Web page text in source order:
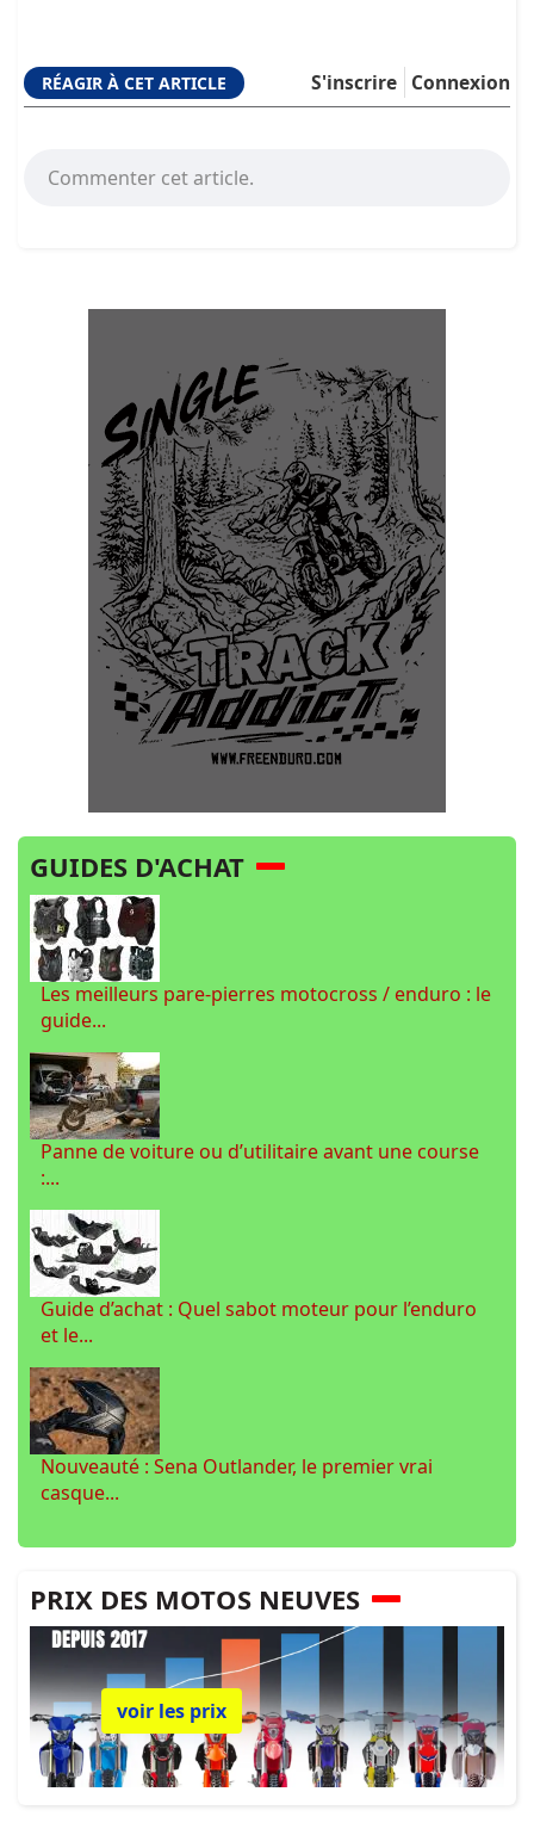
RÉAGIR À CET ARTICLE Connexion
S'inscrire
Commenter cet article.
GUIDES D'ACHAT
Les meilleurs pare-pierres motocross / enduro : le
guide...
Panne de voiture ou d’utilitaire avant une course
:...
Guide d’achat : Quel sabot moteur pour l’enduro
et le...
Nouveauté : Sena Outlander, le premier vrai
casque...
PRIX DES MOTOS NEUVES
voir les prix